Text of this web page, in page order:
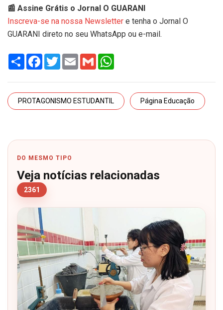
📰 Assine Grátis o Jornal O GUARANI
Inscreva-se na nossa Newsletter e tenha o Jornal O
GUARANI direto no seu WhatsApp ou e-mail.
Share Facebook
TwitterEmail Gmail
PROTAGONISMO ESTUDANTIL Página Educação
DO MESMO TIPO
Veja notícias relacionadas
2361